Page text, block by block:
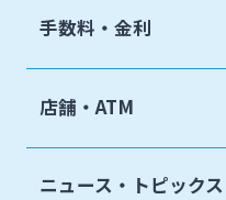
手数料・金利
店舗・ATM
ニュース・トピックス